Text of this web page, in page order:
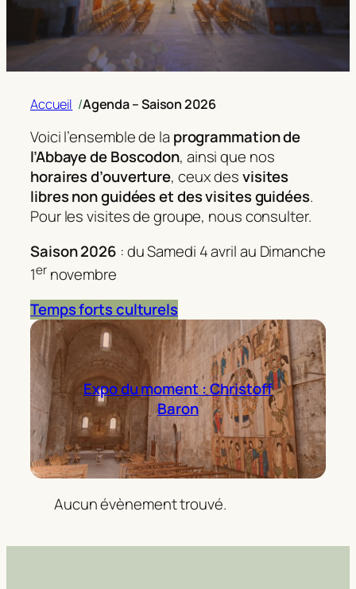
Accueil /Agenda – Saison 2026
Voici l’ensemble de la programmation de
l’Abbaye de Boscodon, ainsi que nos
horaires d’ouverture, ceux desvisites
libres non guidées et des visites guidées.
Pour les visites de groupe, nous consulter.
Saison 2026 : du Samedi 4 avril au Dimanche
1ernovembre
Temps forts culturels
Expo du moment : Christoff
Baron
Aucun évènement trouvé.